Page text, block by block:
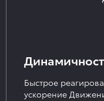
Быстрое
ускорение